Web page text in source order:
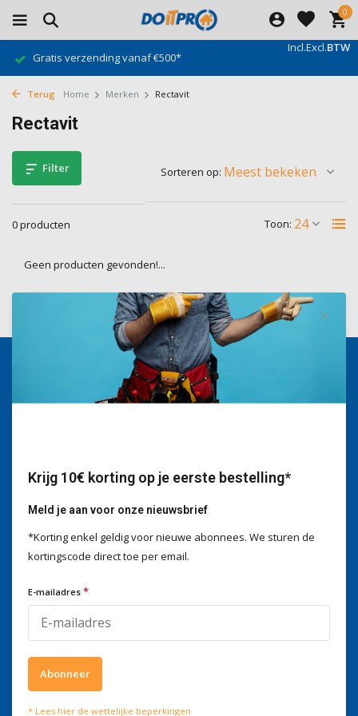
0
Incl.Excl.BTW
Gratis verzending vanaf €500*
Terug Home Merken Rectavit
Rectavit
Filter
0 producten Toon:
Sorteren op:
Geen producten gevonden!...
Wij helpen je graag
+3278250650
Wat onze klanten zeggen
4 / 5
Volg ons
Meld je aan voor onze nieuwsbrief
Krijg 10€ korting op je eerste bestelling*
Meld je aan voor onze nieuwsbrief
*Korting enkel geldig voor nieuwe abonnees. We sturen de
kortingscode direct toe per email.
E-mailadres *
Abonneer
* Lees hier de wettelijke beperkingen